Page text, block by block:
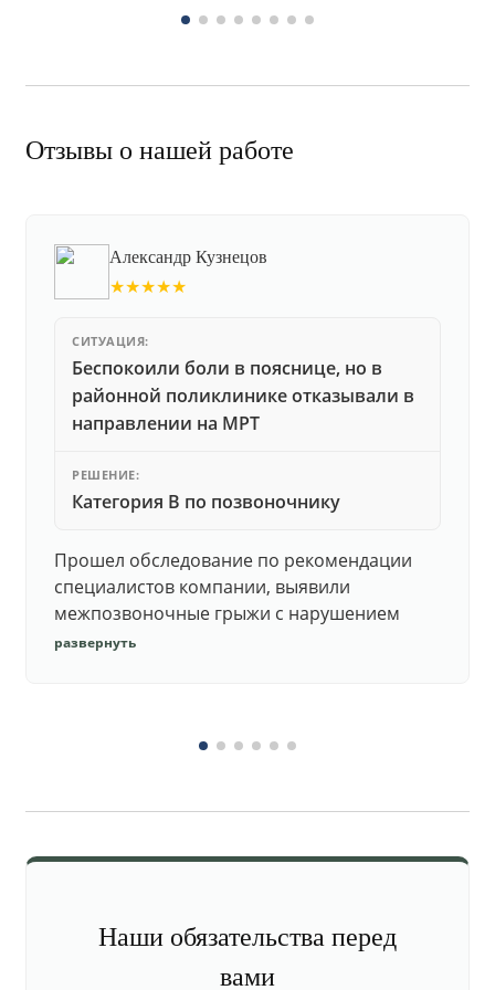
Отзывы о нашей работе
Александр Кузнецов
★★★★★
СИТУАЦИЯ:
Беспокоили боли в пояснице, но в
районной поликлинике отказывали в
направлении на МРТ
РЕШЕНИЕ:
Категория В по позвоночнику
Прошел обследование по рекомендации
специалистов компании, выявили
межпозвоночные грыжи с нарушением
функций. Юристы подготовили документы,
развернуть
Наши обязательства перед
вами